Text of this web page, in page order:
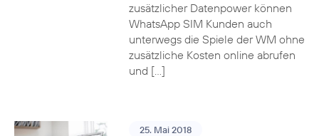
zusätzlicher Datenpower können
WhatsApp SIM Kunden auch
unterwegs die Spiele der WM ohne
zusätzliche Kosten online abrufen
und […]
25. Mai 2018